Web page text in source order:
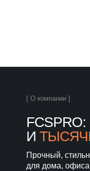
FCSPRO:
И
Прочный,
для дома, офиса
[ О компании ]